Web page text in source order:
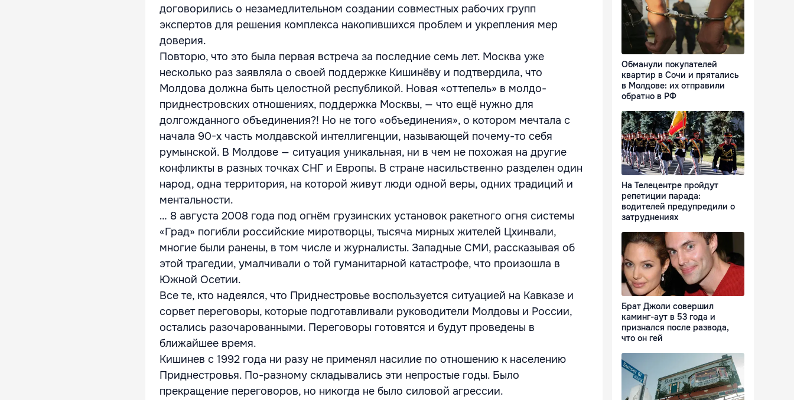
договорились о незамедлительном создании совместных рабочих групп
экспертов для решения комплекса накопившихся проблем и укрепления мер
доверия.
Повторю, что это была первая встреча за последние семь лет. Москва уже
несколько раз заявляла о своей поддержке Кишинёву и подтвердила, что
Молдова должна быть целостной республикой. Новая «оттепель» в молдо-
приднестровских отношениях, поддержка Москвы, — что ещё нужно для
долгожданного объединения?! Но не того «объединения», о котором мечтала с
начала 90-х часть молдавской интеллигенции, называющей почему-то себя
румынской. В Молдове — ситуация уникальная, ни в чем не похожая на другие
конфликты в разных точках СНГ и Европы. В стране насильственно разделен один
народ, одна территория, на которой живут люди одной веры, одних традиций и
ментальности.
… 8 августа 2008 года под огнём грузинских установок ракетного огня системы
«Град» погибли российские миротворцы, тысяча мирных жителей Цхинвали,
многие были ранены, в том числе и журналисты. Западные СМИ, рассказывая об
этой трагедии, умалчивали о той гуманитарной катастрофе, что произошла в
Южной Осетии.
Все те, кто надеялся, что Приднестровье воспользуется ситуацией на Кавказе и
сорвет переговоры, которые подготавливали руководители Молдовы и России,
остались разочарованными. Переговоры готовятся и будут проведены в
ближайшее время.
Кишинев с 1992 года ни разу не применял насилие по отношению к населению
Приднестровья. По-разному складывались эти непростые годы. Было
прекращение переговоров, но никогда не было силовой агрессии.
Обманули покупателей
квартир в Сочи и прятались
в Молдове: их отправили
обратно в РФ
На Телецентре пройдут
репетиции парада:
водителей предупредили о
затруднениях
Брат Джоли совершил
каминг-аут в 53 года и
признался после развода,
что он гей